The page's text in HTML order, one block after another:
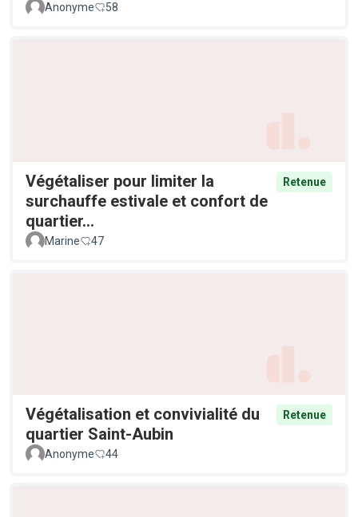
Anonyme 58
Végétaliser pour limiter la
surchauffe estivale et confort de
quartier...
Retenue
Marine 47
Végétalisation et convivialité du
quartier Saint-Aubin
Retenue
Anonyme 44